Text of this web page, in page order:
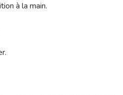
à la main.